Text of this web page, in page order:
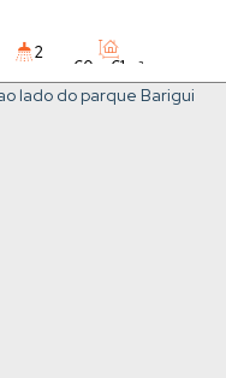
2
60 ~ 61m²